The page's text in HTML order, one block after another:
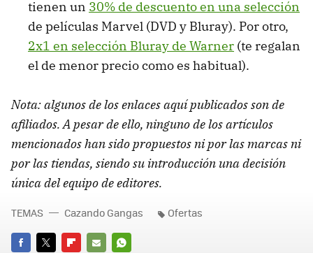
tienen un 30% de descuento en una selección
de películas Marvel (DVD y Bluray). Por otro,
2x1 en selección Bluray de Warner (te regalan
el de menor precio como es habitual).
Nota: algunos de los enlaces aquí publicados son de
afiliados. A pesar de ello, ninguno de los artículos
mencionados han sido propuestos ni por las marcas ni
por las tiendas, siendo su introducción una decisión
única del equipo de editores.
TEMAS Cazando Gangas Ofertas